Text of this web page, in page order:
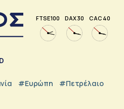
FTSE 100 DAX 30 CAC 40
#Ευρώπη #Πετρέλαιο